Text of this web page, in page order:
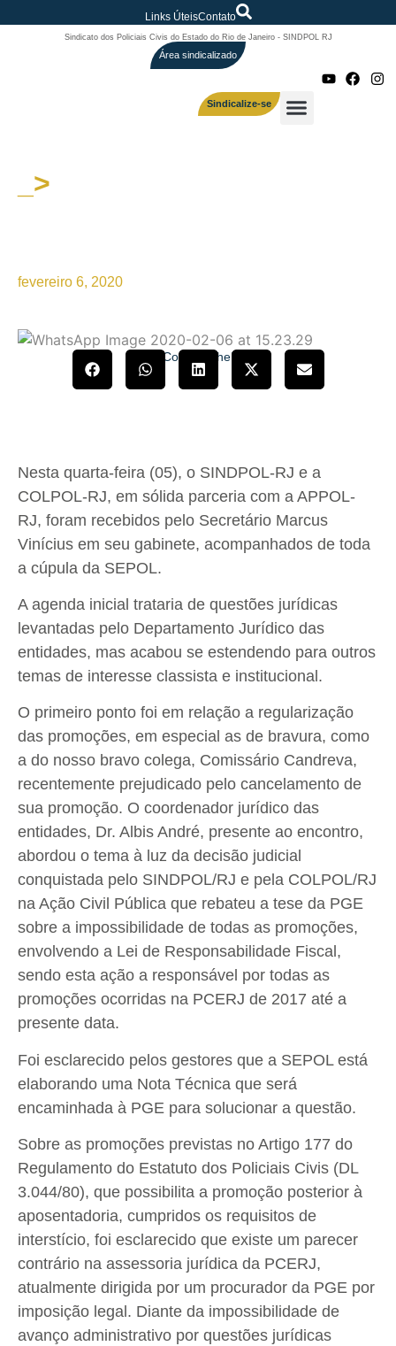
Links ÚteisContato
Sindicato dos Policiais Civis do Estado do Rio de Janeiro - SINDPOL RJ
Área sindicalizado
Sindicalize-se
_>
fevereiro 6, 2020
Compartilhe!
Nesta quarta-feira (05), o SINDPOL-RJ e a
COLPOL-RJ, em sólida parceria com a APPOL-
RJ, foram recebidos pelo Secretário Marcus
Vinícius em seu gabinete, acompanhados de toda
a cúpula da SEPOL.
A agenda inicial trataria de questões jurídicas
levantadas pelo Departamento Jurídico das
entidades, mas acabou se estendendo para outros
temas de interesse classista e institucional.
O primeiro ponto foi em relação a regularização
das promoções, em especial as de bravura, como
a do nosso bravo colega, Comissário Candreva,
recentemente prejudicado pelo cancelamento de
sua promoção. O coordenador jurídico das
entidades, Dr. Albis André, presente ao encontro,
abordou o tema à luz da decisão judicial
conquistada pelo SINDPOL/RJ e pela COLPOL/RJ
na Ação Civil Pública que rebateu a tese da PGE
sobre a impossibilidade de todas as promoções,
envolvendo a Lei de Responsabilidade Fiscal,
sendo esta ação a responsável por todas as
promoções ocorridas na PCERJ de 2017 até a
presente data.
Foi esclarecido pelos gestores que a SEPOL está
elaborando uma Nota Técnica que será
encaminhada à PGE para solucionar a questão.
Sobre as promoções previstas no Artigo 177 do
Regulamento do Estatuto dos Policiais Civis (DL
3.044/80), que possibilita a promoção posterior à
aposentadoria, cumpridos os requisitos de
interstício, foi esclarecido que existe um parecer
contrário na assessoria jurídica da PCERJ,
atualmente dirigida por um procurador da PGE por
imposição legal. Diante da impossibilidade de
avanço administrativo por questões jurídicas